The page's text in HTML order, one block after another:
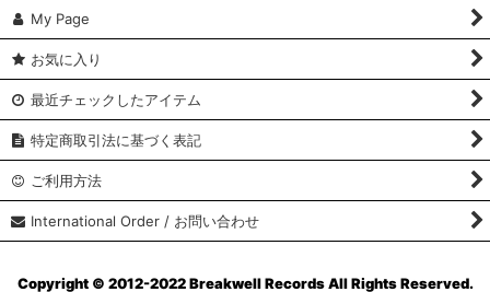
My Page
お気に入り
最近チェックしたアイテム
特定商取引法に基づく表記
ご利用方法
International Order / お問い合わせ
Copyright © 2012-2022 Breakwell Records All Rights Reserved.